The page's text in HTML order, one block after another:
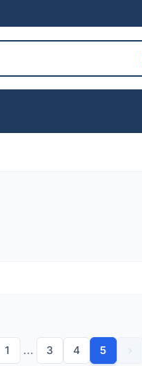
1 ... 3 4 5